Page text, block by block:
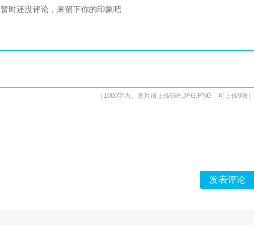
暂时还没评论，来留下你的印象吧
（1000字内。图片请上传GIF,JPG,PNG，可上传9张）
发表评论